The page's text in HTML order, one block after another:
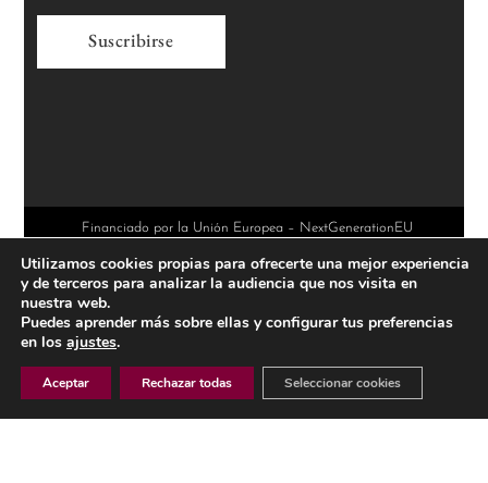
n
a
t
Financiado por la Unión Europea – NextGenerationEU
Utilizamos cookies propias para ofrecerte una mejor experiencia
y de terceros para analizar la audiencia que nos visita en
nuestra web.
Puedes aprender más sobre ellas y configurar tus preferencias
en los ajustes.
Aceptar Rechazar todas Seleccionar cookies